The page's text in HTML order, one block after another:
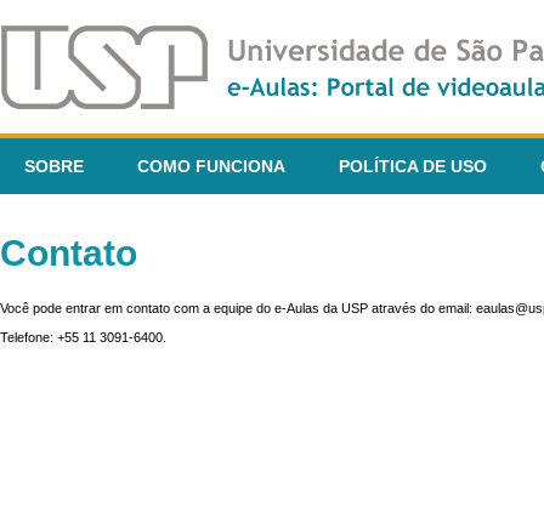
SOBRE COMO FUNCIONA POLÍTICA DE USO
Contato
Você pode entrar em contato com a equipe do e-Aulas da USP através do email:
Telefone: +55 11 3091-6400.